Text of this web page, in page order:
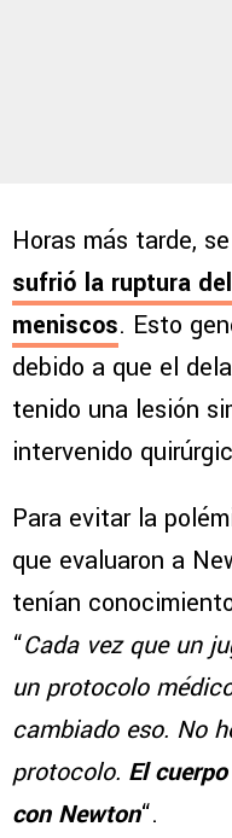
Horas más tarde,
sufrió la ruptura
meniscos. Esto
debido a que el
tenido una lesión
intervenido
Para evitar la
que evaluaron a
tenían
“Cada vez que un
un protocolo
cambiado eso. No
protocolo. El
con Newton“.